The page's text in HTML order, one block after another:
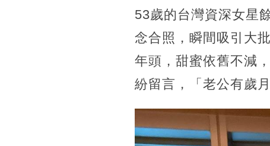
53歲的台灣資深女星
念合照，瞬間吸引大
年頭，甜蜜依舊不減
紛留言，「老公有歲